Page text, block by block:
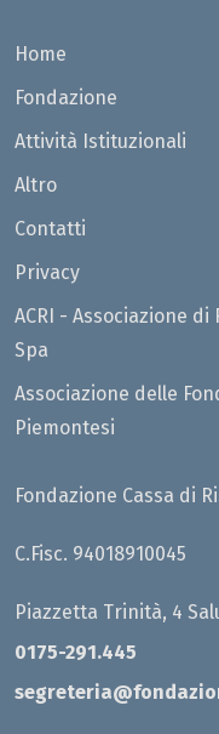
Home
Fondazione
Attività Istituzionali
Altro
Contatti
Privacy
ACRI - Associazione
Spa
Associazione delle
Piemontesi
Fondazione Cassa di
C.Fisc. 94018910045
Piazzetta Trinità, 4
0175-291.445